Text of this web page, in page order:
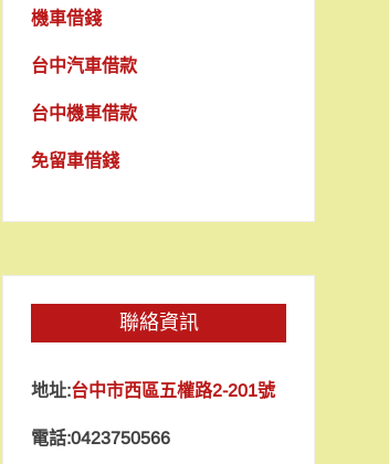
機車借錢
台中汽車借款
台中機車借款
免留車借錢
聯絡資訊
地址:台中市西區五權路2-201號
電話:0423750566